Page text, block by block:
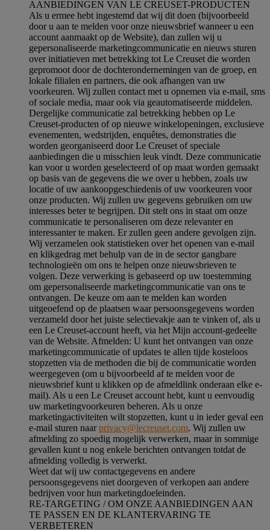
AANBIEDINGEN VAN LE CREUSET-PRODUCTEN
Als u ermee hebt ingestemd dat wij dit doen (bijvoorbeeld
door u aan te melden voor onze nieuwsbrief wanneer u een
account aanmaakt op de Website), dan zullen wij u
gepersonaliseerde marketingcommunicatie en nieuws sturen
over initiatieven met betrekking tot Le Creuset die worden
gepromoot door de dochterondernemingen van de groep, en
lokale filialen en partners, die ook afhangen van uw
voorkeuren. Wij zullen contact met u opnemen via e-mail, sms
of sociale media, maar ook via geautomatiseerde middelen.
Dergelijke communicatie zal betrekking hebben op Le
Creuset-producten of op nieuwe winkelopeningen, exclusieve
evenementen, wedstrijden, enquêtes, demonstraties die
worden georganiseerd door Le Creuset of speciale
aanbiedingen die u misschien leuk vindt. Deze communicatie
kan voor u worden geselecteerd of op maat worden gemaakt
op basis van de gegevens die we over u hebben, zoals uw
locatie of uw aankoopgeschiedenis of uw voorkeuren voor
onze producten. Wij zullen uw gegevens gebruiken om uw
interesses beter te begrijpen. Dit stelt ons in staat om onze
communicatie te personaliseren om deze relevanter en
interessanter te maken. Er zullen geen andere gevolgen zijn.
Wij verzamelen ook statistieken over het openen van e-mail
en klikgedrag met behulp van de in de sector gangbare
technologieën om ons te helpen onze nieuwsbrieven te
volgen. Deze verwerking is gebaseerd op uw toestemming
om gepersonaliseerde marketingcommunicatie van ons te
ontvangen. De keuze om aan te melden kan worden
uitgeoefend op de plaatsen waar persoonsgegevens worden
verzameld door het juiste selectievakje aan te vinken of, als u
een Le Creuset-account heeft, via het Mijn account-gedeelte
van de Website. Afmelden: U kunt het ontvangen van onze
marketingcommunicatie of updates te allen tijde kosteloos
stopzetten via de methoden die bij de communicatie worden
weergegeven (om u bijvoorbeeld af te melden voor de
nieuwsbrief kunt u klikken op de afmeldlink onderaan elke e-
mail). Als u een Le Creuset account hebt, kunt u eenvoudig
uw marketingvoorkeuren beheren. Als u onze
marketingactiviteiten wilt stopzetten, kunt u in ieder geval een
e-mail sturen naarprivacy@lecreuset.com. Wij zullen uw
afmelding zo spoedig mogelijk verwerken, maar in sommige
gevallen kunt u nog enkele berichten ontvangen totdat de
afmelding volledig is verwerkt.
Weet dat wij uw contactgegevens en andere
persoonsgegevens niet doorgeven of verkopen aan andere
bedrijven voor hun marketingdoeleinden.
RE-TARGETING / OM ONZE AANBIEDINGEN AAN
TE PASSEN EN DE KLANTERVARING TE
VERBETEREN